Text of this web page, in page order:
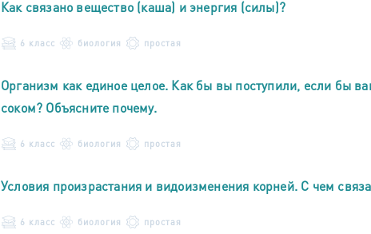
Как связано вещество (каша) и энергия (силы)?
6 класс биология простая
Организм как единое целое. Как бы вы поступили, если бы
соком? Объясните почему.
6 класс биология простая
Условия произрастания и видоизменения корней. С чем
6 класс биология простая